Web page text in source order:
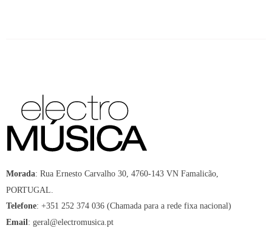
Morada: Rua Ernesto Carvalho 30, 4760-143 VN Famalicão,
PORTUGAL.
Telefone: +351 252 374 036 (Chamada para a rede fixa nacional)
Email: geral@electromusica.pt